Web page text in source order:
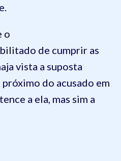
o
de cumprir as
vista a suposta
do acusado em
a ela, mas sim a